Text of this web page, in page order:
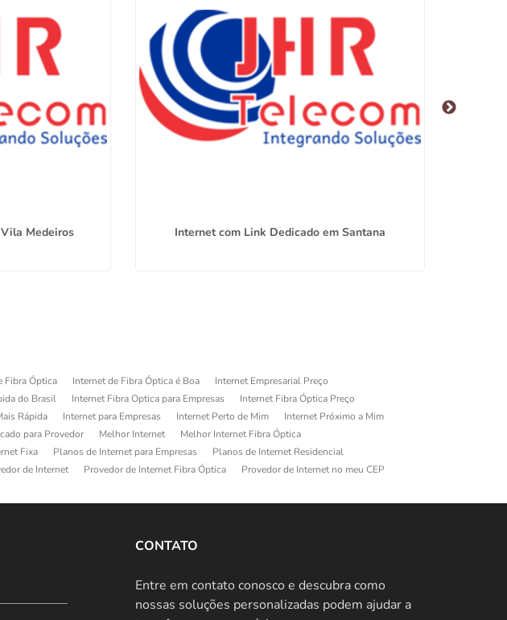
Medeiros Internet com Link Dedicado em Santana
Fibra Óptica Internet de Fibra Óptica é Boa
Internet Empresarial Preço
do Brasil Internet Fibra Optica para Empresas
Internet Fibra Óptica Preço
Rápida Internet para Empresas Internet Perto de Mim
Internet Próximo a Mim
para Provedor Melhor Internet
Melhor Internet Fibra Óptica
Fixa Planos de Internet para Empresas
Planos de Internet Residencial
de Internet Provedor de Internet Fibra Óptica
Provedor de Internet no meu CEP
CONTATO
Entre em contato conosco e descubra como
nossas soluções personalizadas podem ajudar a